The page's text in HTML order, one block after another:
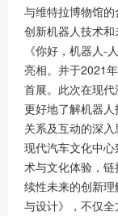
与维特拉博物馆
创新机器人技术和
《你好，机器人-
亮相。并于2021
首展。此次在现
更好地了解机器
关系及互动的深入
现代汽车文化中
术与文化体验，
续性未来的创新
与设计》，不仅